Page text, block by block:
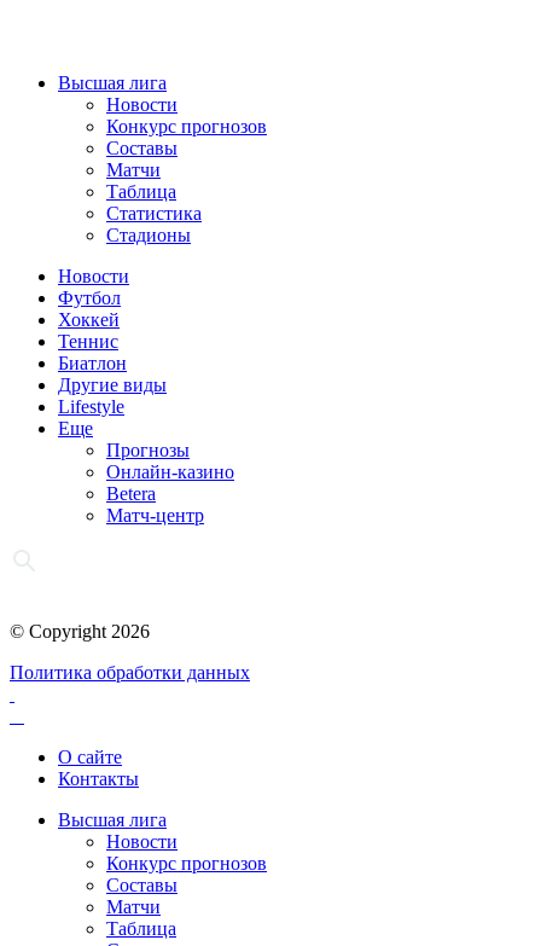
Высшая лига
Новости
Конкурс прогнозов
Составы
Матчи
Таблица
Статистика
Стадионы
Новости
Футбол
Хоккей
Теннис
Биатлон
Другие виды
Lifestyle
Еще
Прогнозы
Онлайн-казино
Betera
Матч-центр
© Copyright 2026
Политика обработки данных
О сайте
Контакты
Высшая лига
Новости
Конкурс прогнозов
Составы
Матчи
Таблица